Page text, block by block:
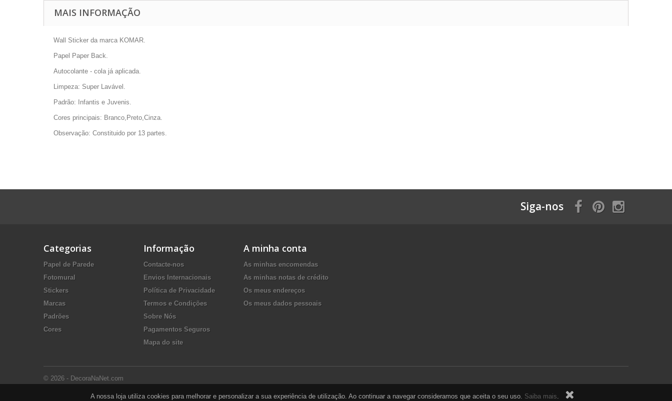
MAIS INFORMAÇÃO
Wall Sticker da marca KOMAR.
Papel Paper Back.
Autocolante - cola já aplicada.
Limpeza: Super Lavável.
Padrão: Infantis e Juvenis.
Cores principais: Branco,Preto,Cinza.
Observação: Constituido por 13 partes.
Siga-nos
Categorias
Papel de Parede
Fotomural
Stickers
Marcas
Padrões
Cores
Informação
Contacte-nos
Envios Internacionais
Política de Privacidade
Termos e Condições
Sobre Nós
Pagamentos Seguros
Mapa do site
© 2026 - DecoraNaNet.com
A minha conta
As minhas encomendas
As minhas notas de crédito
Os meus endereços
Os meus dados pessoais
A nossa loja utiliza cookies para melhorar e personalizar a sua experiência de utilização. Ao continuar a navegar consideramos que aceita o seu uso. Saiba mais.